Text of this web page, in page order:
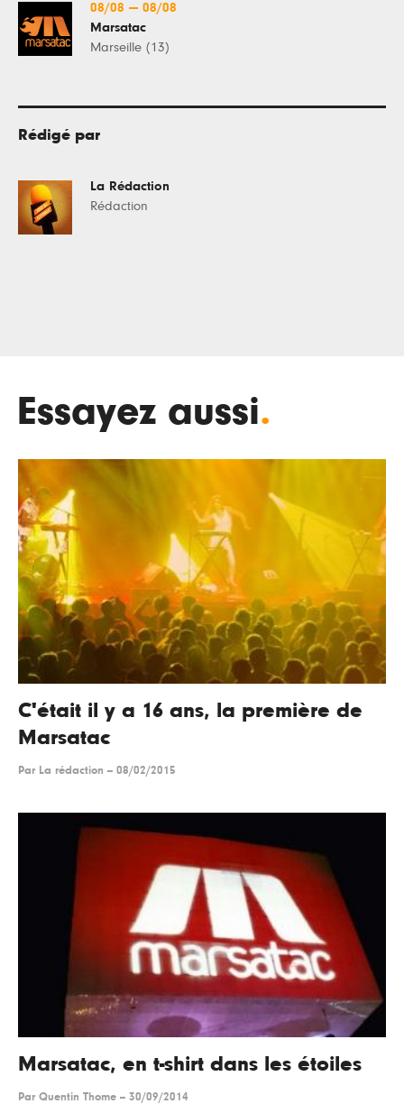
08/08 — 08/08
Marsatac
Marseille (13)
Rédigé par
La Rédaction
Rédaction
Essayez aussi.
C'était il y a 16 ans, la première de
Marsatac
Par La rédaction -- 08/02/2015
Marsatac, en t-shirt dans les étoiles
Par Quentin Thome -- 30/09/2014